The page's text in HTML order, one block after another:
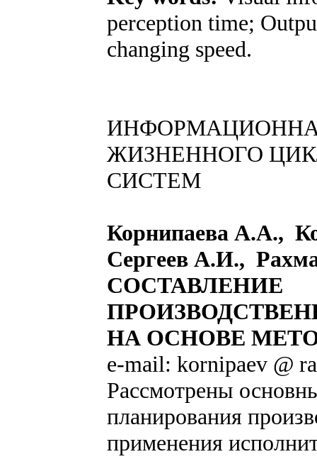
perception time;
changing speed.
ЖИЗНЕННОГО
СИСТЕМ
Корнипаева А.А.,
Сергеев А.И.,
CОСТАВЛЕНИЕ
НА ОСНОВЕ
e-mail: kornipaev @
Рассмотрены
планирования
применения